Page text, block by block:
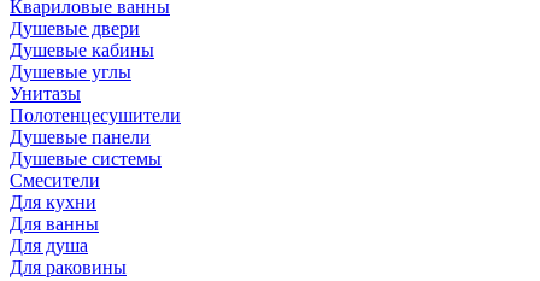
Квариловые ванны
Душевые двери
Душевые кабины
Душевые углы
Унитазы
Полотенцесушители
Душевые панели
Душевые системы
Смесители
Для кухни
Для ванны
Для душа
Для раковины